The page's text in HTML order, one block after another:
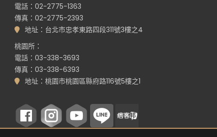
電話：02-2775-1363
傳真：02-2775-2393
地址：台北市忠孝東路四段311號3樓之4
桃園所：
電話：03-338-3693
傳真：03-338-6393
地址：桃園市桃園區縣府路116號5樓之1